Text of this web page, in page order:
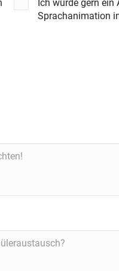
Ich würde gern
Sprachanimation